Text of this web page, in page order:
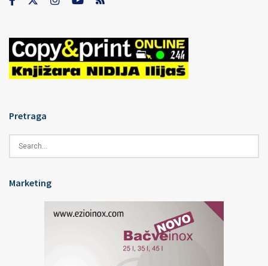
Pretraga
Marketing